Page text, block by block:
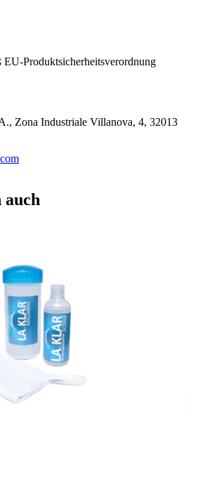
EU-Produktsicherheitsverordnung
Zona Industriale Villanova, 4, 32013
auch